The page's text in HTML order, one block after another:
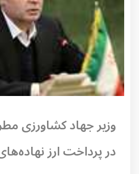
وزیر جهاد کشاورزی
در پرداخت ارز